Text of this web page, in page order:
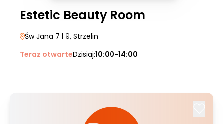
Estetic Beauty Room
Św Jana 7 | 9, Strzelin
Teraz otwarteDzisiaj:10:00-14:00